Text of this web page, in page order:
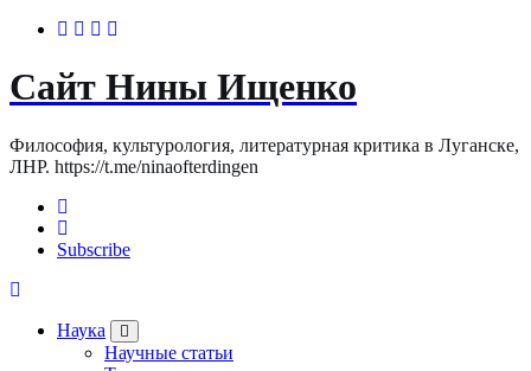
Сайт Нины Ищенко
Философия, культурология, литературная критика в Луганске,
ЛНР. https://t.me/ninaofterdingen
Subscribe
Наука
Научные статьи